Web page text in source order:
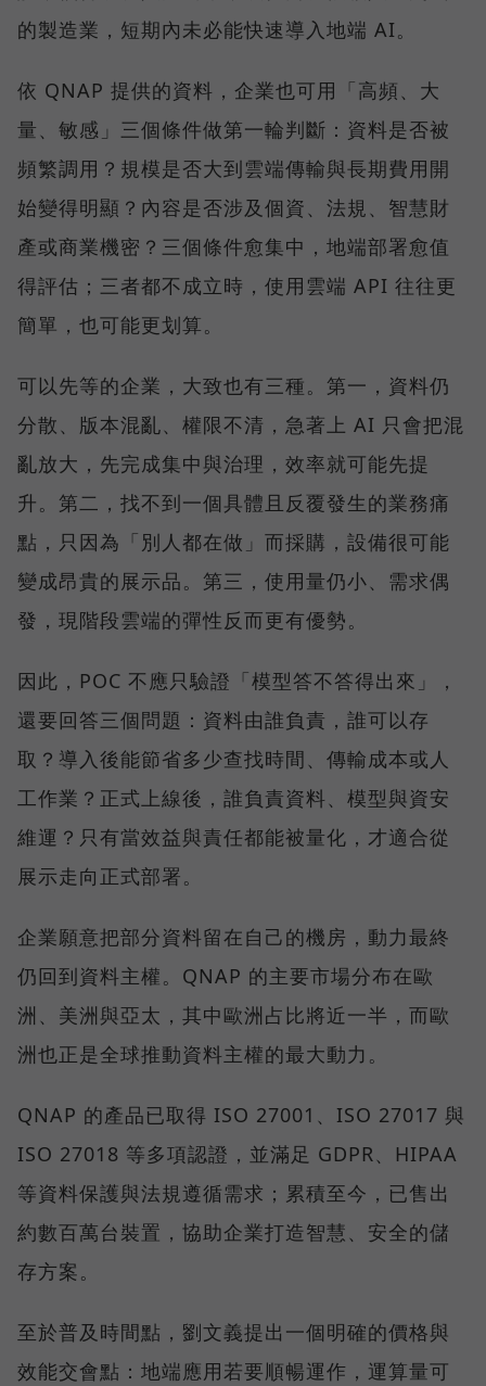
的製造業，短期內未必能快速導入地端 AI。
依 QNAP 提供的資料，企業也可用「高頻、大
量、敏感」三個條件做第一輪判斷：資料是否被
頻繁調用？規模是否大到雲端傳輸與長期費用開
始變得明顯？內容是否涉及個資、法規、智慧財
產或商業機密？三個條件愈集中，地端部署愈值
得評估；三者都不成立時，使用雲端 API 往往更
簡單，也可能更划算。
可以先等的企業，大致也有三種。第一，資料仍
分散、版本混亂、權限不清，急著上 AI 只會把混
亂放大，先完成集中與治理，效率就可能先提
升。第二，找不到一個具體且反覆發生的業務痛
點，只因為「別人都在做」而採購，設備很可能
變成昂貴的展示品。第三，使用量仍小、需求偶
發，現階段雲端的彈性反而更有優勢。
因此，POC 不應只驗證「模型答不答得出來」，
還要回答三個問題：資料由誰負責，誰可以存
取？導入後能節省多少查找時間、傳輸成本或人
工作業？正式上線後，誰負責資料、模型與資安
維運？只有當效益與責任都能被量化，才適合從
展示走向正式部署。
企業願意把部分資料留在自己的機房，動力最終
仍回到資料主權。QNAP 的主要市場分布在歐
洲、美洲與亞太，其中歐洲占比將近一半，而歐
洲也正是全球推動資料主權的最大動力。
QNAP 的產品已取得 ISO 27001、ISO 27017 與
ISO 27018 等多項認證，並滿足 GDPR、HIPAA
等資料保護與法規遵循需求；累積至今，已售出
約數百萬台裝置，協助企業打造智慧、安全的儲
存方案。
至於普及時間點，劉文義提出一個明確的價格與
效能交會點：地端應用若要順暢運作，運算量可